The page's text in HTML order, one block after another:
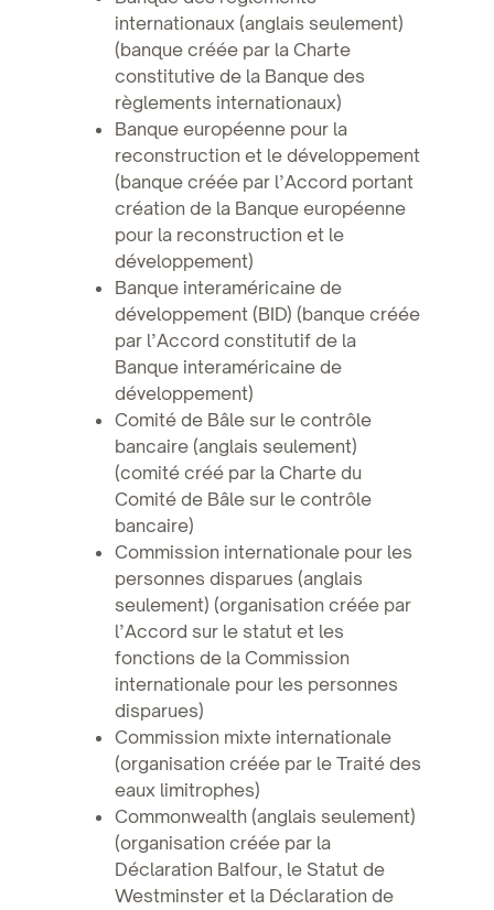
internationaux (anglais seulement)
(banque créée par la Charte
constitutive de la Banque des
règlements internationaux)
Banque européenne pour la
reconstruction et le développement
(banque créée par l’Accord portant
création de la Banque européenne
pour la reconstruction et le
développement)
Banque interaméricaine de
développement (BID) (banque créée
par l’Accord constitutif de la
Banque interaméricaine de
développement)
Comité de Bâle sur le contrôle
bancaire (anglais seulement)
(comité créé par la Charte du
Comité de Bâle sur le contrôle
bancaire)
Commission internationale pour les
personnes disparues (anglais
seulement) (organisation créée par
l’Accord sur le statut et les
fonctions de la Commission
internationale pour les personnes
disparues)
Commission mixte internationale
(organisation créée par le Traité des
eaux limitrophes)
Commonwealth (anglais seulement)
(organisation créée par la
Déclaration Balfour, le Statut de
Westminster et la Déclaration de